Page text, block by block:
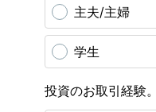
主夫/主婦
学生
投資のお取引経験。